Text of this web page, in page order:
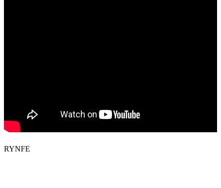
RYNFE